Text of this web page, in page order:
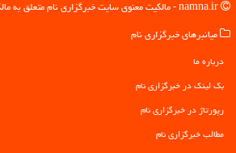
میانبرهای خبرگزاری نام
درباره ما
بک لینک در خبرگزاری نام
رپورتاژ در خبرگزاری نام
مطالب خبرگزاری نام